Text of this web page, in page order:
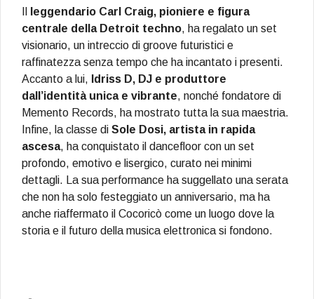
leggendario Carl Craig, pioniere e figura
centrale della Detroit techno, ha regalato un set
visionario, un intreccio di groove futuristici e
raffinatezza senza tempo che ha incantato i presenti.
Accanto a lui, Idriss D, DJ e produttore
dall’identità unica e vibrante, nonché fondatore di
Memento Records, ha mostrato tutta la sua maestria.
Infine, la classe di Sole Dosi, artista in rapida
ascesa, ha conquistato il dancefloor con un set
profondo, emotivo e lisergico, curato nei minimi
dettagli. La sua performance ha suggellato una serata
che non ha solo festeggiato un anniversario, ma ha
anche riaffermato il Cocoricò come un luogo dove la
storia e il futuro della musica elettronica si fondono.